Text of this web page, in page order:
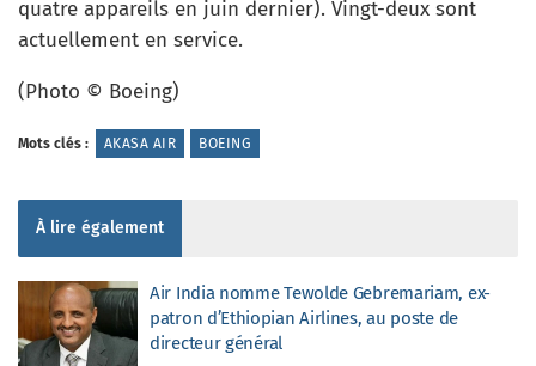
quatre appareils en juin dernier). Vingt-deux sont
actuellement en service.
(Photo © Boeing)
Mots clés : AKASA AIR BOEING
À lire également
Air India nomme Tewolde Gebremariam, ex-
patron d’Ethiopian Airlines, au poste de
directeur général